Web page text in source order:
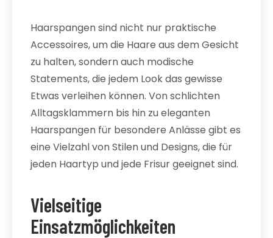
Haarspangen sind nicht nur praktische
Accessoires, um die Haare aus dem Gesicht
zu halten, sondern auch modische
Statements, die jedem Look das gewisse
Etwas verleihen können. Von schlichten
Alltagsklammern bis hin zu eleganten
Haarspangen für besondere Anlässe gibt es
eine Vielzahl von Stilen und Designs, die für
jeden Haartyp und jede Frisur geeignet sind.
Vielseitige
Einsatzmöglichkeiten